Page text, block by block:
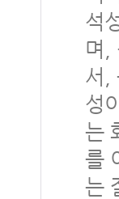
석
며,
서,
성
는
를
는